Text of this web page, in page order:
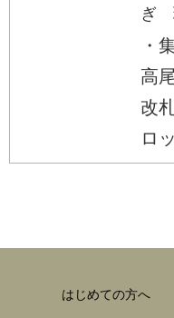
ぎ
・
高
改
ロ
はじめての方へ